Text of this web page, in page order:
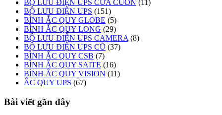
BỘ LƯU ĐIỆN UPS CỬA CUỐN (11)
BỘ LƯU ĐIỆN UPS (151)
BÌNH ẮC QUY GLOBE (5)
BÌNH ẮC QUY LONG (29)
BỘ LƯU ĐIỆN UPS CAMERA (8)
BỘ LƯU ĐIỆN UPS CŨ (37)
BÌNH ẮC QUY CSB (7)
BÌNH ẮC QUY SAITE (16)
BÌNH ẮC QUY VISION (11)
ẮC QUY UPS (67)
Bài viết gần đây